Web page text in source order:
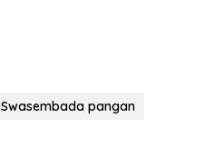
Swasembada pangan